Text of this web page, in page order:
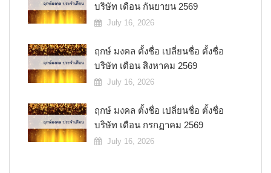
บริษัท เดือน กันยายน 2569
July 16, 2026
ฤกษ์ มงคล ตั้งชื่อ เปลี่ยนชื่อ ตั้งชื่อ
บริษัท เดือน สิงหาคม 2569
July 16, 2026
ฤกษ์ มงคล ตั้งชื่อ เปลี่ยนชื่อ ตั้งชื่อ
บริษัท เดือน กรกฏาคม 2569
July 16, 2026